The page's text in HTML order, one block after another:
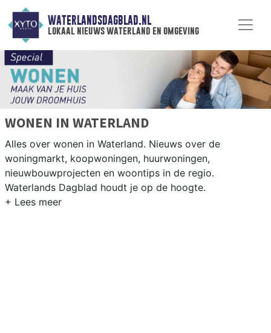
WATERLANDSDAGBLAD.NL
lokaal nieuws waterland en omgeving
WONEN IN WATERLAND
Alles over wonen in Waterland. Nieuws over de
woningmarkt, koopwoningen, huurwoningen,
nieuwbouwprojecten en woontips in de regio.
Waterlands Dagblad houdt je op de hoogte.